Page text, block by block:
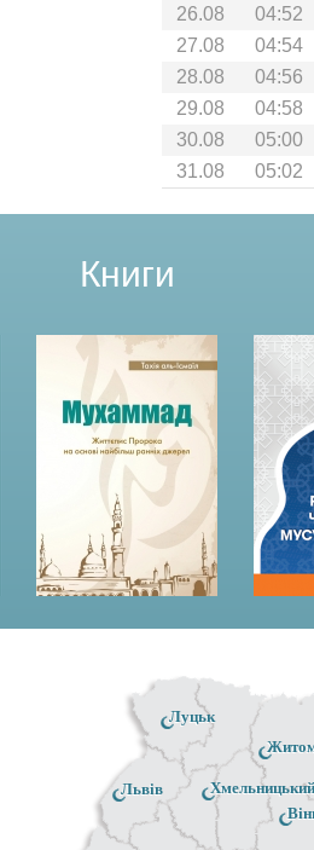
26.08
04:52
27.08
04:54
28.08
04:56
29.08
04:58
30.08
05:00
31.08
05:02
Книги
Хмельницький
Луцьк
Львів